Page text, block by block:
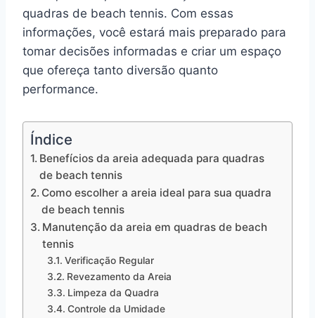
quadras de beach tennis. Com essas
informações, você estará mais preparado para
tomar decisões informadas e criar um espaço
que ofereça tanto diversão quanto
performance.
Índice
Benefícios da areia adequada para quadras
de beach tennis
Como escolher a areia ideal para sua quadra
de beach tennis
Manutenção da areia em quadras de beach
tennis
Verificação Regular
Revezamento da Areia
Limpeza da Quadra
Controle da Umidade